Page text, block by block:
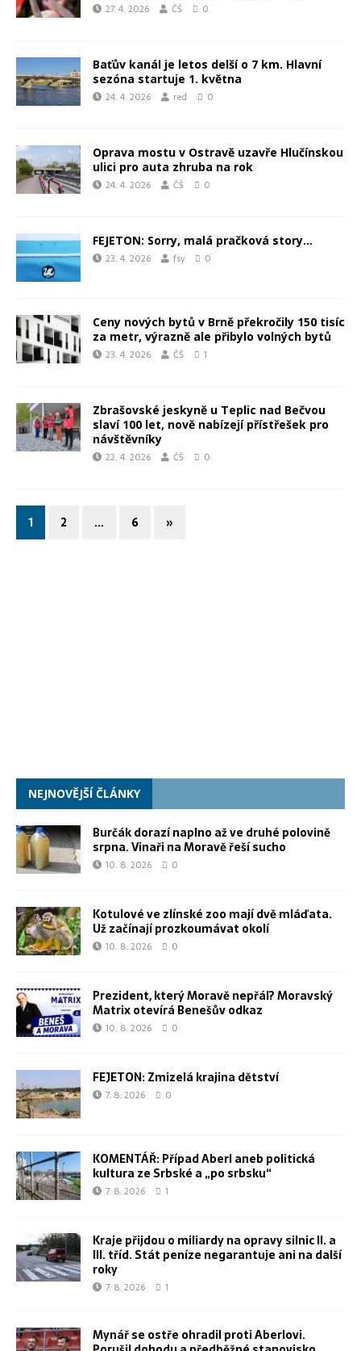
27. 4. 2026 ČŠ 0
Baťův kanál je letos delší o 7 km. Hlavní
sezóna startuje 1. května
24. 4. 2026 red 0
Oprava mostu v Ostravě uzavře Hlučínskou
ulici pro auta zhruba na rok
24. 4. 2026 ČŠ 0
FEJETON: Sorry, malá pračková story…
23. 4. 2026 fsy 0
Ceny nových bytů v Brně překročily 150 tisíc
za metr, výrazně ale přibylo volných bytů
23. 4. 2026 ČŠ 1
Zbrašovské jeskyně u Teplic nad Bečvou
slaví 100 let, nově nabízejí přístřešek pro
návštěvníky
22. 4. 2026 ČŠ 0
1 2 … 6 »
NEJNOVĚJŠÍ ČLÁNKY
Burčák dorazí naplno až ve druhé polovině
srpna. Vinaři na Moravě řeší sucho
10. 8. 2026 0
Kotulové ve zlínské zoo mají dvě mláďata.
Už začínají prozkoumávat okolí
10. 8. 2026 0
Prezident, který Moravě nepřál? Moravský
Matrix otevírá Benešův odkaz
10. 8. 2026 0
FEJETON: Zmizelá krajina dětství
7. 8. 2026 0
KOMENTÁŘ: Případ Aberl aneb politická
kultura ze Srbské a „po srbsku“
7. 8. 2026 1
Kraje přijdou o miliardy na opravy silnic II. a
III. tříd. Stát peníze negarantuje ani na další
roky
7. 8. 2026 1
Mynář se ostře ohradil proti Aberlovi.